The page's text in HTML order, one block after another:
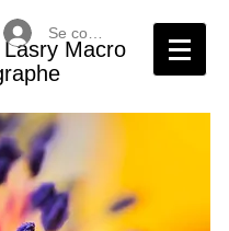
Macro
Se connecter